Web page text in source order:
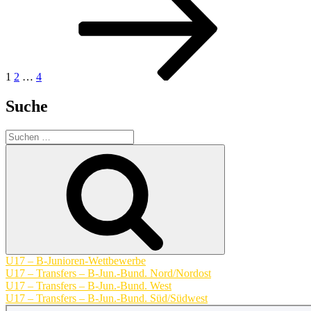
1 2 … 4
Suche
Suchen
nach:
U17 – B-Junioren-Wettbewerbe
U17 – Transfers – B-Jun.-Bund. Nord/Nordost
U17 – Transfers – B-Jun.-Bund. West
U17 – Transfers – B-Jun.-Bund. Süd/Südwest